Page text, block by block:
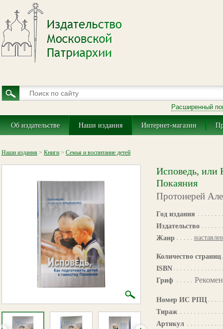
Расширенный
Об издательстве Наши издания Интернет-магазин
Наши издания > Книги > Семья и воспитание детей
Исповедь, или
Покаяния
Протоиерей
Год издания
Издательство
Жанр
Количество страниц
ISBN
Гриф
Номер ИС РПЦ
Тираж
Артикул